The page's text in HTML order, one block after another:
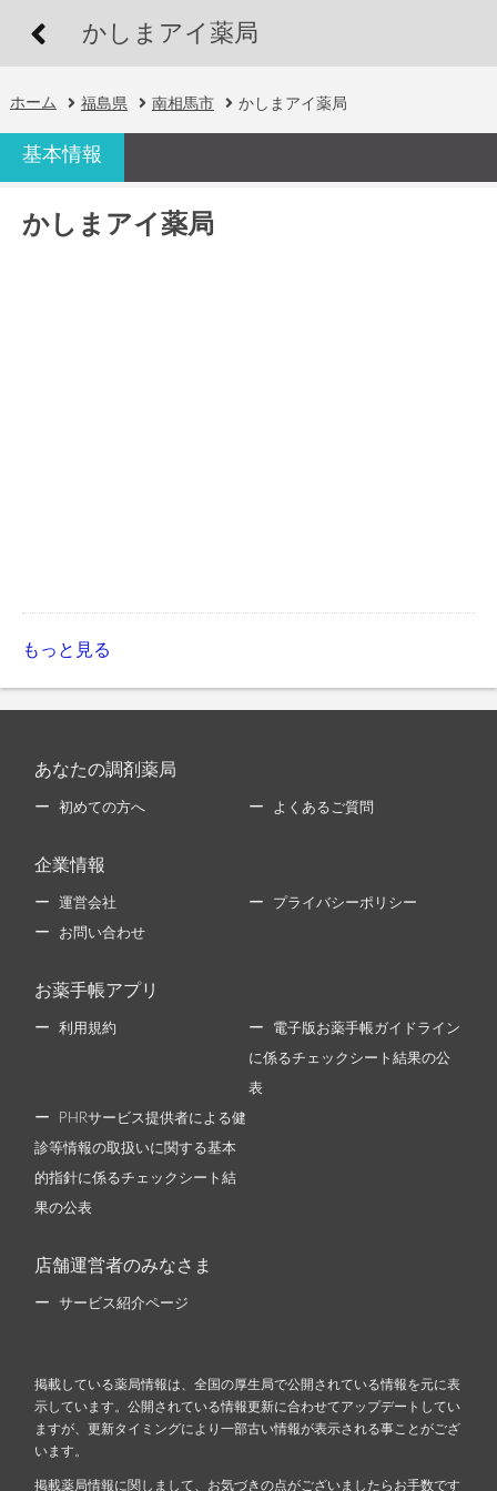
かしまアイ薬局
ホーム 福島県 南相馬市 かしまアイ薬局
基本情報
かしまアイ薬局
もっと見る
あなたの調剤薬局
初めての方へ よくあるご質問
企業情報
運営会社 プライバシーポリシー
お問い合わせ
お薬手帳アプリ
利用規約 電子版お薬手帳ガイドライン
に係るチェックシート結果の公
表
PHRサービス提供者による健
診等情報の取扱いに関する基本
的指針に係るチェックシート結
果の公表
店舗運営者のみなさま
サービス紹介ページ
掲載している薬局情報は、全国の厚生局で公開されている情報を元に表
示しています。公開されている情報更新に合わせてアップデートしてい
ますが、更新タイミングにより一部古い情報が表示される事ことがござ
います。
掲載薬局情報に関しまして、お気づきの点がございましたらお手数です